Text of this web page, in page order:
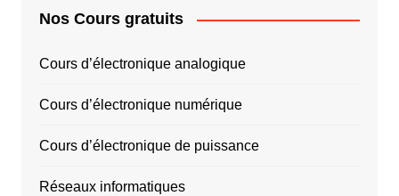
Nos Cours gratuits
Cours d’électronique analogique
Cours d’électronique numérique
Cours d’électronique de puissance
Réseaux informatiques